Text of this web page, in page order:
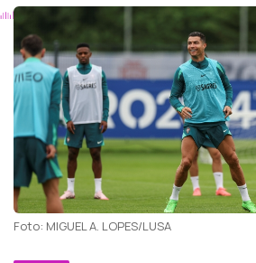
Foto: MIGUEL A. LOPES/LUSA